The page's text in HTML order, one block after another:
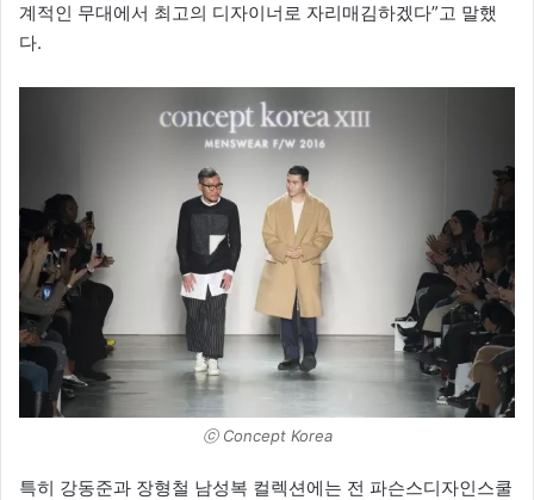
계적인 무대에서 최고의 디자이너로 자리매김하겠다”고 말했
다.
ⓒ Concept Korea
특히 강동준과 장형철 남성복 컬렉션에는 전 파슨스디자인스쿨